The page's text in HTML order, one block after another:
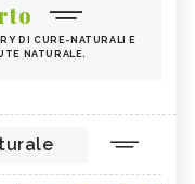
DI CURE-NATURALI E
NATURALE.